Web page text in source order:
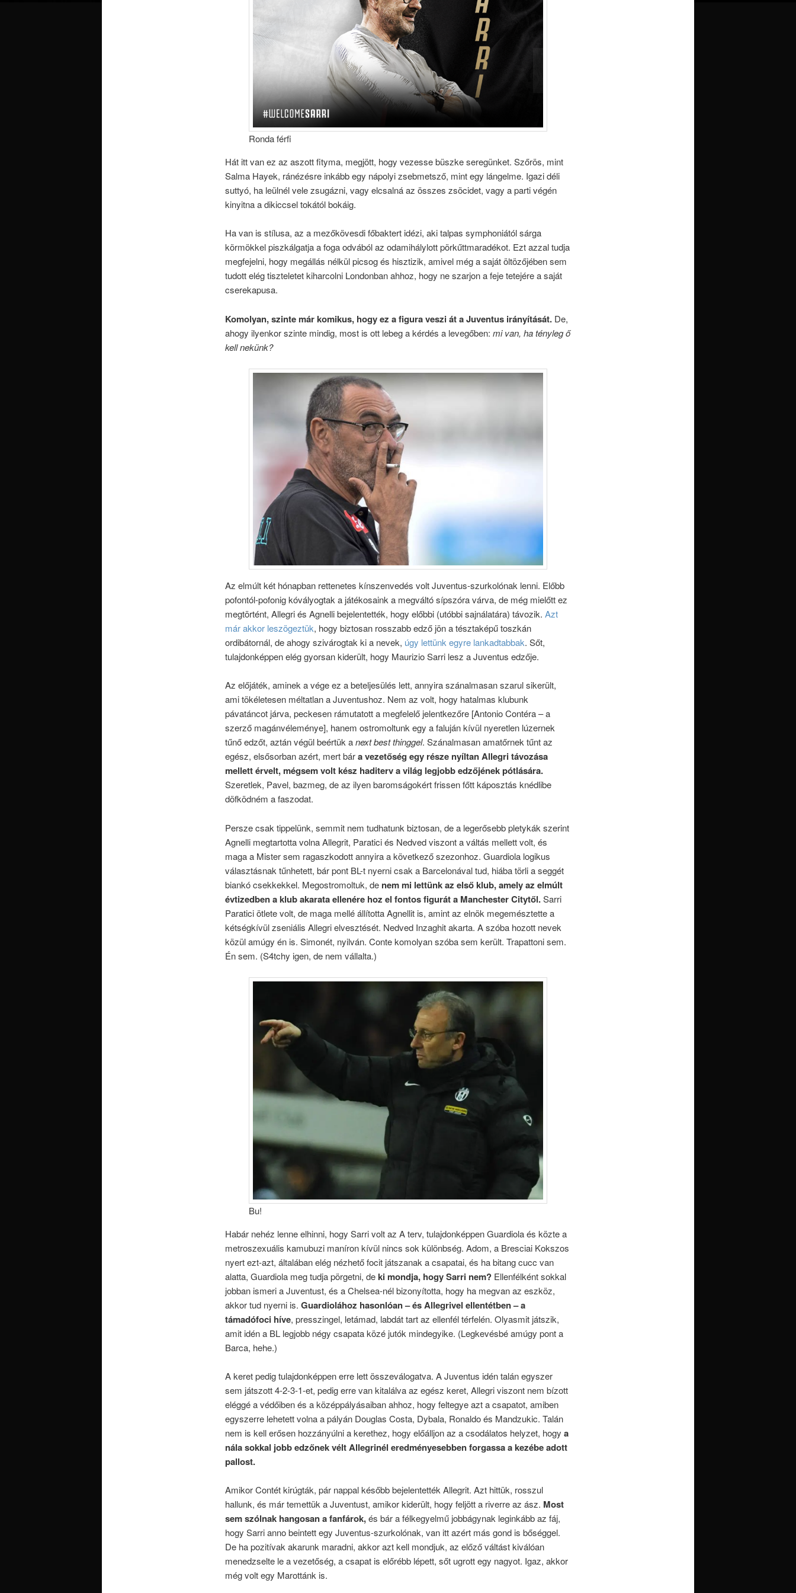
Ronda férfi
Hát itt van ez az aszott fityma, megjött, hogy vezesse büszke seregünket. Szőrös, mint
Salma Hayek, ránézésre inkább egy nápolyi zsebmetsző, mint egy lángelme. Igazi déli
suttyó, ha leülnél vele zsugázni, vagy elcsalná az összes zsöcidet, vagy a parti végén
kinyitna a dikiccsel tokától bokáig.
Ha van is stílusa, az a mezőkövesdi főbaktert idézi, aki talpas symphoniától sárga
körmökkel piszkálgatja a foga odvából az odamihálylott pörkűttmaradékot. Ezt azzal tudja
megfejelni, hogy megállás nélkül picsog és hisztizik, amivel még a saját öltözőjében sem
tudott elég tiszteletet kiharcolni Londonban ahhoz, hogy ne szarjon a feje tetejére a saját
cserekapusa.
Komolyan, szinte már komikus, hogy ez a figura veszi át a Juventus irányítását.De,
ahogy ilyenkor szinte mindig, most is ott lebeg a kérdés a levegőben: mi van, ha tényleg ő
kell nekünk?
Az elmúlt két hónapban rettenetes kínszenvedés volt Juventus-szurkolónak lenni. Előbb
pofontól-pofonig kóvályogtak a játékosaink a megváltó sípszóra várva, de még mielőtt ez
megtörtént, Allegri és Agnelli bejelentették, hogy előbbi (utóbbi sajnálatára) távozik. Azt
már akkor leszögeztük, hogy biztosan rosszabb edző jön a tésztaképű toszkán
ordibátornál, de ahogy szivárogtak ki a nevek, úgy lettünk egyre lankadtabbak. Sőt,
tulajdonképpen elég gyorsan kiderült, hogy Maurizio Sarri lesz a Juventus edzője.
Az előjáték, aminek a vége ez a beteljesülés lett, annyira szánalmasan szarul sikerült,
ami tökéletesen méltatlan a Juventushoz. Nem az volt, hogy hatalmas klubunk
pávatáncot járva, peckesen rámutatott a megfelelő jelentkezőre [Antonio Contéra – a
szerző magánvéleménye], hanem ostromoltunk egy a faluján kívül nyeretlen lúzernek
tűnő edzőt, aztán végül beértük anext best thinggel. Szánalmasan amatőrnek tűnt az
egész, elsősorban azért, mert bára vezetőség egy része nyíltan Allegri távozása
mellett érvelt, mégsem volt kész haditerv a világ legjobb edzőjének pótlására.
Szeretlek, Pavel, bazmeg, de az ilyen baromságokért frissen főtt káposztás knédlibe
döfködném a faszodat.
Persze csak tippelünk, semmit nem tudhatunk biztosan, de a legerősebb pletykák szerint
Agnelli megtartotta volna Allegrit, Paratici és Nedved viszont a váltás mellett volt, és
maga a Mister sem ragaszkodott annyira a következő szezonhoz. Guardiola logikus
választásnak tűnhetett, bár pont BL-t nyerni csak a Barcelonával tud, hiába törli a seggét
biankó csekkekkel. Megostromoltuk, denem mi lettünk az első klub, amely az elmúlt
évtizedben a klub akarata ellenére hoz el fontos figurát a Manchester Citytől.Sarri
Paratici ötlete volt, de maga mellé állította Agnellit is, amint az elnök megemésztette a
kétségkívül zseniális Allegri elvesztését. Nedved Inzaghit akarta. A szóba hozott nevek
közül amúgy én is. Simonét, nyilván. Conte komolyan szóba sem került. Trapattoni sem.
Én sem. (S4tchy igen, de nem vállalta.)
Bu!
Habár nehéz lenne elhinni, hogy Sarri volt az A terv, tulajdonképpen Guardiola és közte a
metroszexuális kamubuzi maníron kívül nincs sok különbség. Adom, a Bresciai Kokszos
nyert ezt-azt, általában elég nézhető focit játszanak a csapatai, és ha bitang cucc van
alatta, Guardiola meg tudja pörgetni, deki mondja, hogy Sarri nem? Ellenfélként sokkal
jobban ismeri a Juventust, és a Chelsea-nél bizonyította, hogy ha megvan az eszköz,
akkor tud nyerni is. Guardiolához hasonlóan – és Allegrivel ellentétben – a
támadófoci híve, presszingel, letámad, labdát tart az ellenfél térfelén. Olyasmit játszik,
amit idén a BL legjobb négy csapata közé jutók mindegyike. (Legkevésbé amúgy pont a
Barca, hehe.)
A keret pedig tulajdonképpen erre lett összeválogatva. A Juventus idén talán egyszer
sem játszott 4-2-3-1-et, pedig erre van kitalálva az egész keret, Allegri viszont nem bízott
eléggé a védőiben és a középpályásaiban ahhoz, hogy feltegye azt a csapatot, amiben
egyszerre lehetett volna a pályán Douglas Costa, Dybala, Ronaldo és Mandzukic. Talán
nem is kell erősen hozzányúlni a kerethez, hogy előálljon az a csodálatos helyzet, hogy a
nála sokkal jobb edzőnek vélt Allegrinél eredményesebben forgassa a kezébe adott
pallost.
Amikor Contét kirúgták, pár nappal később bejelentették Allegrit. Azt hittük, rosszul
hallunk, és már temettük a Juventust, amikor kiderült, hogy feljött a riverre az ász. Most
sem szólnak hangosan a fanfárok,és bár a félkegyelmű jobbágynak leginkább az fáj,
hogy Sarri anno beintett egy Juventus-szurkolónak, van itt azért más gond is bőséggel.
De ha pozitívak akarunk maradni, akkor azt kell mondjuk, az előző váltást kiválóan
menedzselte le a vezetőség, a csapat is előrébb lépett, sőt ugrott egy nagyot. Igaz, akkor
még volt egy Marottánk is.